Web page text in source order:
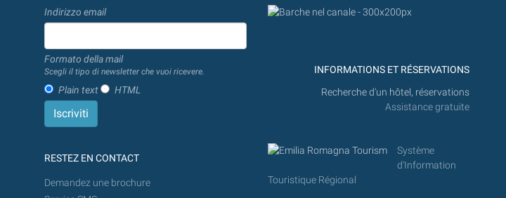
Indirizzo email
Formato della mail
Scegli il tipo di newsletter che vuoi ricevere.
Plain text HTML
RESTEZ EN CONTACT
Demandez une brochure
INFORMATIONS ET RÉSERVATIONS
Recherche d'un hôtel, réservations
Assistance gratuite
Système
d'Information
Touristique Régional